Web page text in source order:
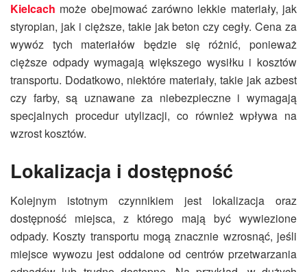
Kielcach może obejmować zarówno lekkie materiały, jak
styropian, jak i cięższe, takie jak beton czy cegły. Cena za
wywóz tych materiałów będzie się różnić, ponieważ
cięższe odpady wymagają większego wysiłku i kosztów
transportu. Dodatkowo, niektóre materiały, takie jak azbest
czy farby, są uznawane za niebezpieczne i wymagają
specjalnych procedur utylizacji, co również wpływa na
wzrost kosztów.
Lokalizacja i dostępność
Kolejnym istotnym czynnikiem jest lokalizacja oraz
dostępność miejsca, z którego mają być wywiezione
odpady. Koszty transportu mogą znacznie wzrosnąć, jeśli
miejsce wywozu jest oddalone od centrów przetwarzania